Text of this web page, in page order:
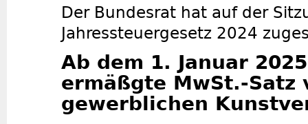
Der Bundesrat hat auf der
Jahressteuergesetz 2024
Ab dem 1. Januar
ermäßgte MwSt.-Satz
gewerblichen